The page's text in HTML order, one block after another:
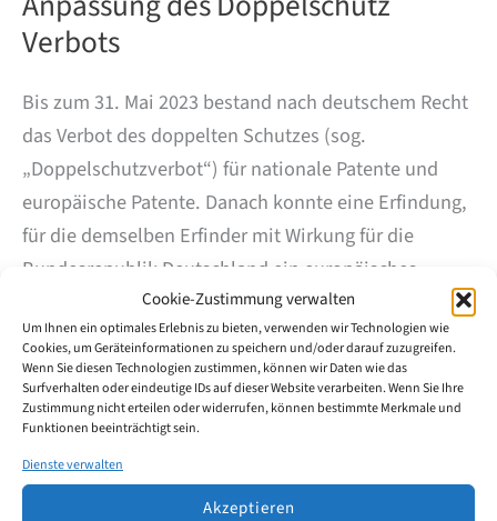
Cookie-Zustimmung verwalten
Um Ihnen ein optimales Erlebnis zu bieten, verwenden wir Technologien wie
Cookies, um Geräteinformationen zu speichern und/oder darauf zuzugreifen.
Wenn Sie diesen Technologien zustimmen, können wir Daten wie das
Surfverhalten oder eindeutige IDs auf dieser Website verarbeiten. Wenn Sie Ihre
Zustimmung nicht erteilen oder widerrufen, können bestimmte Merkmale und
Funktionen beeinträchtigt sein.
Dienste verwalten
Akzeptieren
Verbots
Bis zum 31. Mai 2023 bestand nach deutschem Recht
das Verbot des doppelten Schutzes (sog.
„Doppelschutzverbot“) für nationale Patente und
europäische Patente. Danach konnte eine Erfindung,
für die demselben Erfinder mit Wirkung für die
Bundesrepublik Deutschland ein europäisches
Patent mit derselben Priorität und demselben
Umfang erteilt wurde, nicht zugleich durch ein
nationales Patent geschützt werden. Das nationale
Patent wurde wirkungslos, wenn dem Erfinder für
dieselbe Erfindung ein europäisches Patent erteilt
wurde, das nicht mehr im Rahmen eines
Einspruchsverfahrens widerrufen werden konnte.